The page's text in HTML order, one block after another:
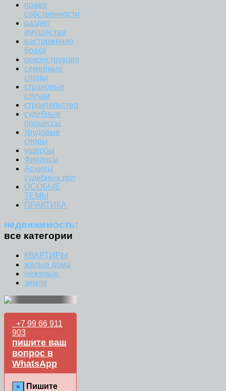
право
собственности
раздел
имущества
расторжение
брака
реконструкция
семейные
споры
страховые
случаи
строительство
судебные
процессы
трудовые
споры
ущербы
Финансы
Архивы
судебных дел
ОСОБЫЕ
ТЕМЫ
ПРАКТИКА
недвижимость:
все категории
КВАРТИРЫ
жилые дома
нежилые
земля
+7 99 66 911
903
пишите ваш
вопрос в
WhatsApp
×
Пишите